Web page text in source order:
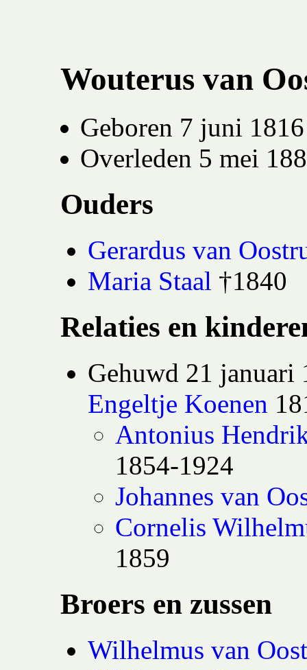
Wouterus van
Geboren 7 juni
Overleden 5 mei
Ouders
Gerardus van
Maria Staal †1840
Relaties en
Gehuwd 21 januari
Engeltje Koenen
Antonius
1854-1924
Johannes van
Cornelis
1859
Broers en zussen
Wilhelmus van